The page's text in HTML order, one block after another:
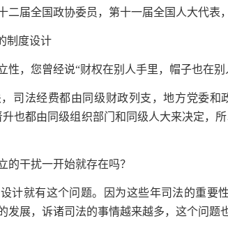
二届全国政协委员，第十一届全国人大代
制度设计
性，您曾经说“财权在别人手里，帽子也在别
司法经费都由同级财政列支，地方党委
也都由同级组织部门和同级人大来决定，
的干扰一开始就存在吗？
计就有这个问题。因为这些年司法的重
发展，诉诸司法的事情越来越多，这个问题